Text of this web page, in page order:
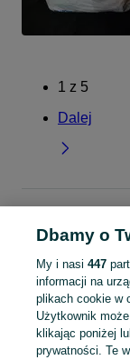
1 z 5
Dalej
Pozostałe - Biała
KATEGORIA
Dbamy o
My i nasi 447
informacji na
plikach cookie w
Użytkownik
klikając poniżej
prywatności. Te